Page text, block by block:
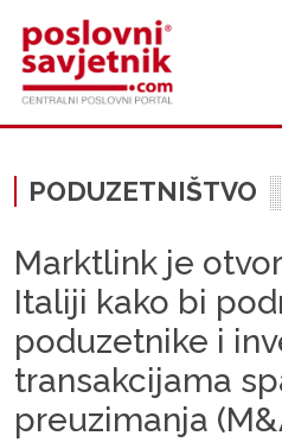
PODUZETNIŠTVO
Marktlink je
Italiji kako bi
poduzetnike i
transakcijama
preuzimanja